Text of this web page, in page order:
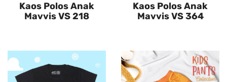
Kaos Polos Anak
Mavvis VS 218
Kaos Polos Anak
Mavvis VS 364